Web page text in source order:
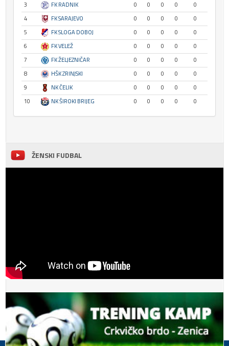
3
FK RADNIK 0 0 0 0
0
4
FK SARAJEVO 0 0 0 0
0
5
FK SLOGA DOBOJ 0 0 0 0
0
6
FK VELEŽ 0 0 0 0
0
7
FK ŽELJEZNIČAR 0 0 0 0
0
8
HŠK ZRINJSKI 0 0 0 0
0
9
NK ČELIK 0 0 0 0
0
10
NK ŠIROKI BRIJEG 0 0 0 0 0
ŽENSKI FUDBAL